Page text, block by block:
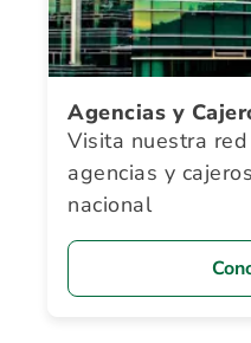
Agencias y
Visita nuestra
agencias y
nacional